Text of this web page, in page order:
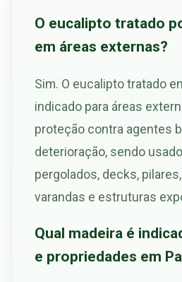
O eucalipto tratado
em áreas externas?
Sim. O eucalipto tratado
indicado para áreas
proteção contra agentes
deterioração, sendo
pergolados, decks,
varandas e estruturas
Qual madeira é
e propriedades em